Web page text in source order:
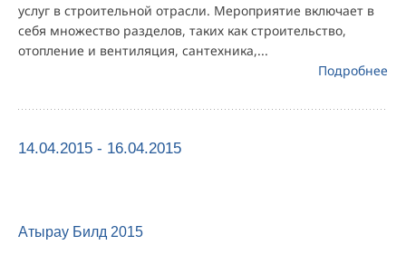
услуг в строительной отрасли. Мероприятие включает в
себя множество разделов, таких как строительство,
отопление и вентиляция, сантехника,...
Подробнее
14.04.2015 - 16.04.2015
Атырау Билд 2015